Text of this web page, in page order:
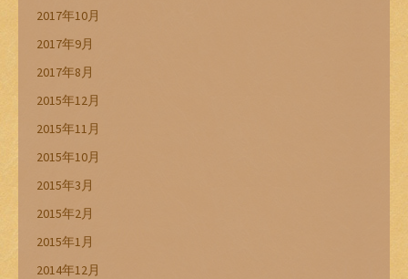
2017年10月
2017年9月
2017年8月
2015年12月
2015年11月
2015年10月
2015年3月
2015年2月
2015年1月
2014年12月